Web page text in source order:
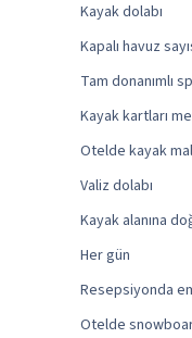
Kayak dolabı
Kapalı havuz
Tam donanımlı
Kayak kartları
Otelde kayak
Valiz dolabı
Kayak alanına
Her gün
Resepsiyonda
Otelde